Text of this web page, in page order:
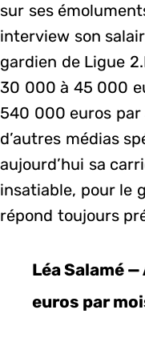
sur ses
interview son
gardien de Ligue
30 000 à 45 000
540 000 euros par
d’autres médias
aujourd’hui sa
insatiable, pour le
répond toujours
Léa Salamé
euros par